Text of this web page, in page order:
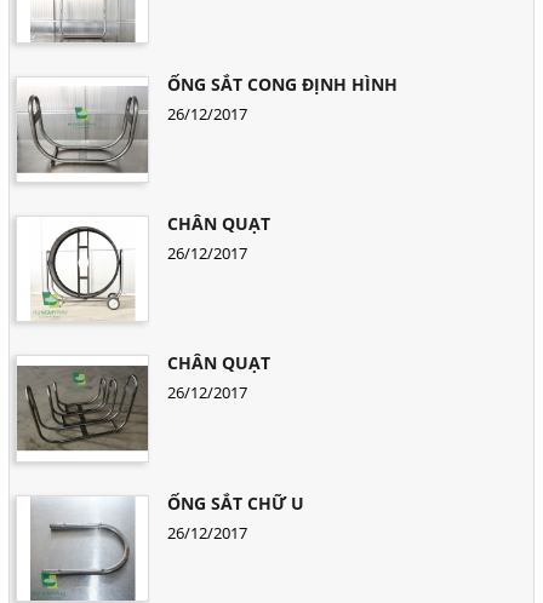
ỐNG SẮT CONG ĐỊNH HÌNH
26/12/2017
CHÂN QUẠT
26/12/2017
CHÂN QUẠT
26/12/2017
ỐNG SẮT CHỮ U
26/12/2017